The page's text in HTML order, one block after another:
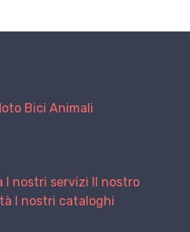
Bici Animali
I nostri servizi Il nostro
I nostri cataloghi